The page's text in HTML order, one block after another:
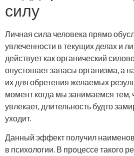
силу
Личная сила человека прямо
увлеченности в текущих делах и
действует как органический
опустошает запасы организма, а
их для обретения желаемых
момент когда мы занимаемся тем,
увлекает, длительность будто
уходит.
Данный эффект получил
в психологии. В процессе такого